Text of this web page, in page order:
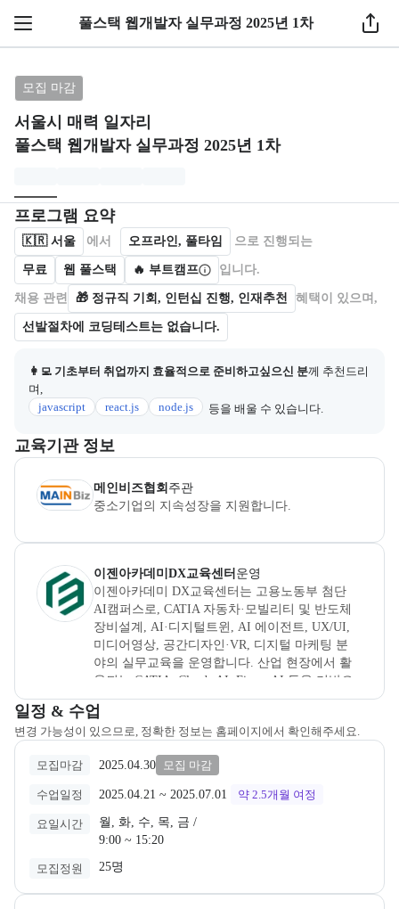
풀스택 웹개발자 실무과정 2025년 1차
모집 마감
서울시 매력 일자리
풀스택 웹개발자 실무과정 2025년 1차
브랜드: 서울시 매력 일자리, 과정명: 풀스택 웹개발자
모집개요
프로그램 요약
캠프를 운영하거나 참여하는 회사 정보를 카드 형태로 제공한다.
🇰🇷 서울 에서 오프라인, 풀타임 으로 진행되는
무료 웹 풀스택 🔥 부트캠프 입니다.
채용 관련 🎁 정규직 기회, 인턴십 진행, 인재추천 혜택이 있으며,
선발절차에 코딩테스트는 없습니다.
👩‍💻 기초부터 취업까지 효율적으로 준비하고싶으신 분께 추천드리
며,
javascript
react.js node.js 등을 배울 수 있습니다.
이 섹션에서는 부트캠프를 운영하거나 주관하는 회사의 정보를 카드
교육기관 정보
(사)한국경영혁신중소기업협회
메인비즈협회 주관
중소기업의 지속성장을 지원합니다.
이젠아카데미컴퓨터학원 강남은(는) 본 부트캠프의
이젠아카데미DX교육센터 운영
이젠아카데미 DX교육센터는 고용노동부 첨단
AI캠퍼스로, CATIA 자동차·모빌리티 및 반도체
장비설계, AI·디지털트윈, AI 에이전트, UX/UI,
미디어영상, 공간디자인·VR, 디지털 마케팅 분
야의 실무교육을 운영합니다. 산업 현장에서 활
용되는 CATIA, Claude AI, Figma AI 등을 기반으
로 현업 프로젝트와 포트폴리오를 완성하며, 20
년 이상 경력의 실무진이 직무교육부터 프로젝
트 피드백까지 밀착 지도합니다. 첨단설계융합
연구센터, 최첨단 실습환경과 100여 개 협약기업
네트워크를 기반으로 포트폴리오 피드백, 자소
서 첨삭, 면접 컨설팅 및 취업 연계를 지원합니
일정 & 수업
변경 가능성이 있으므로, 정확한 정보는 홈페이지에서 확인해주세요.
교육과정 일정과 모집 상태에 따른 안내를 제공한다.
모집마감 2025.04.30 모집 마감
수업일정 2025.04.21 ~ 2025.07.01 약 2.5개월 여정
요일시간
월, 화, 수, 목, 금 /
9:00 ~ 15:20
모집정원 25명